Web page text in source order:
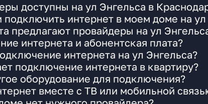
доступны на ул Энгельса в
интернет в моем доме на ул
предлагают провайдеры на ул
интернета и абонентская плата?
интернета на ул Энгельса?
подключение интернета в квартиру?
оборудование для подключения?
вместе с ТВ или мобильной